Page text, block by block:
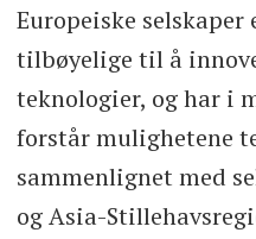
Europeiske selskaper
tilbøyelige til å
teknologier, og har i
forstår mulighetene
sammenlignet med
og Asia-